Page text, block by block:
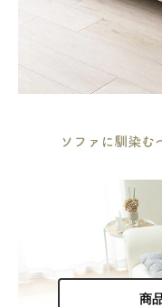
商